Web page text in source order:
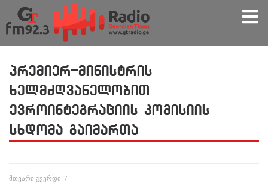
პრემიერ-მინისტრის
ხელმძღვანელობით
ევროინტეგრაციის კომისიის
სხდომა გაიმართა
მთვარი გვერდი /